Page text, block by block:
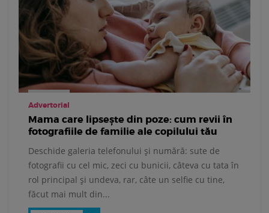
Advertorial
Mama care lipsește din poze: cum revii în
fotografiile de familie ale copilului tău
Deschide galeria telefonului și numără: sute de
fotografii cu cel mic, zeci cu bunicii, câteva cu tata în
rol principal și undeva, rar, câte un selfie cu tine,
făcut mai mult din...